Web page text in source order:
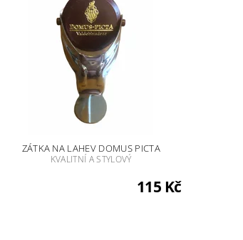
ZÁTKA NA LAHEV DOMUS PICTA
KVALITNÍ A STYLOVÝ
115 Kč